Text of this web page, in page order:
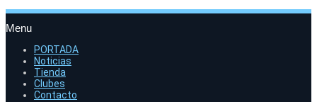
Menu
PORTADA
Noticias
Tienda
Clubes
Contacto